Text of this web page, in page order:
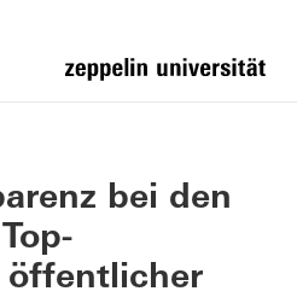
bei den
öffentlicher